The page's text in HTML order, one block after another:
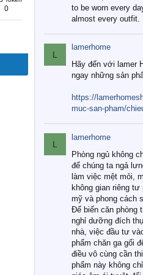
0
to be worn every
almost every outfit.
L
lamerhome
Hãy đến với lamer
ngay những sản
https://
muc-san-pham/
L
lamerhome
Phòng ngủ không
để chúng ta ngả
làm việc mệt mỏi,
không gian riêng tư
mỹ và phong cách
Để biến căn phòng
nghỉ dưỡng đích
nhà, việc đầu tư
phẩm chăn ga gối
điều vô cùng cần
phẩm này không